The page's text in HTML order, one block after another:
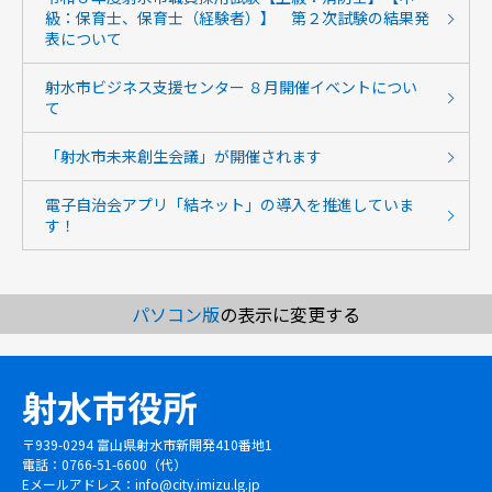
級：保育士、保育士（経験者）】 第２次試験の結果発
表について
射水市ビジネス支援センター ８月開催イベントについ
て
「射水市未来創生会議」が開催されます
電子自治会アプリ「結ネット」の導入を推進していま
す！
パソコン版の表示に変更する
射水市役所
〒939-0294 富山県射水市新開発410番地1
電話：0766-51-6600（代）
Eメールアドレス： info@city.imizu.lg.jp